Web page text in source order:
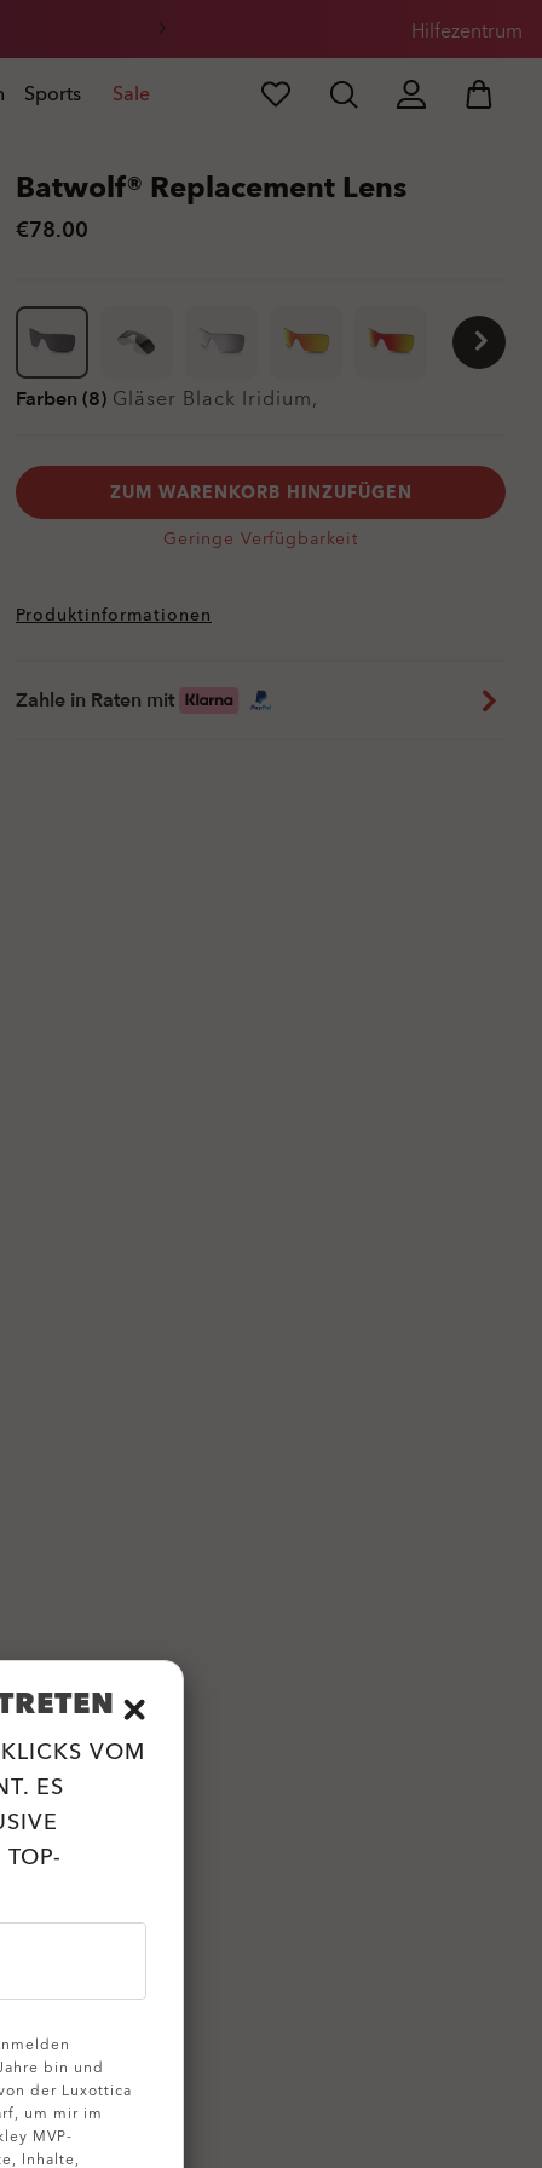
Hilfezentrum
Sports Sale
Batwolf® Replacement Lens
€78.00
Farben (8) Gläser Black Iridium,
ZUM WARENKORB HINZUFÜGEN
Geringe Verfügbarkeit
Produktinformationen
Zahle in Raten mit
VOM
ES
bin und
der Luxottica
um mir im
MVP-
Inhalte,